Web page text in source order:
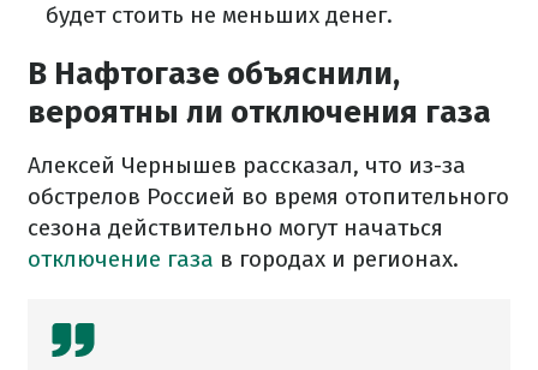
будет стоить не меньших денег.
В Нафтогазе объяснили,
вероятны ли отключения газа
Алексей Чернышев рассказал, что из-за
обстрелов Россией во время отопительного
сезона действительно могут начаться
отключение газа в городах и регионах.